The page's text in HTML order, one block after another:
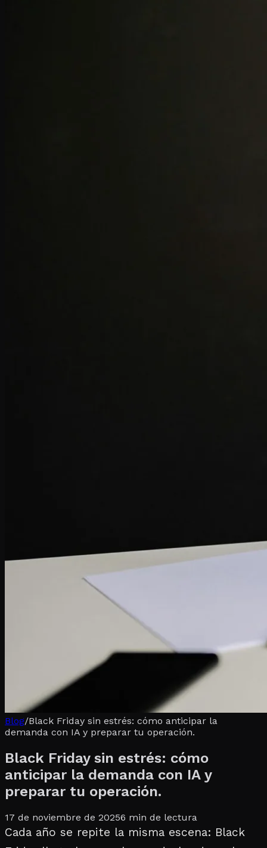
Blog/Black Friday sin estrés: cómo anticipar la
demanda con IA y preparar tu operación.
Black Friday sin estrés: cómo
anticipar la demanda con IA y
preparar tu operación.
17 de noviembre de 20256 min de lectura
Cada año se repite la misma escena: Black